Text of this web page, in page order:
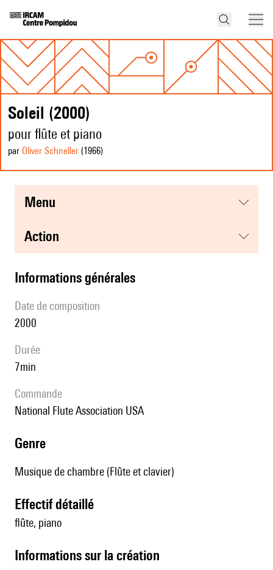
Soleil (2000)
pour flûte et piano
par Oliver Schneller (1966)
menu
action
informations générales
date de composition
2000
durée
7min
Commande
National Flute Association USA
genre
Musique de chambre (Flûte et clavier)
effectif détaillé
flûte, piano
informations sur la création